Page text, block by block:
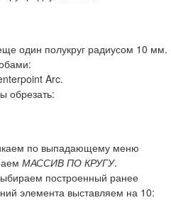
один полукруг радиусом 10 мм.
Arc.
обрезать:
по выпадающему меню
МАССИВ ПО КРУГУ.
построенный ранее
элемента выставляем на 10: